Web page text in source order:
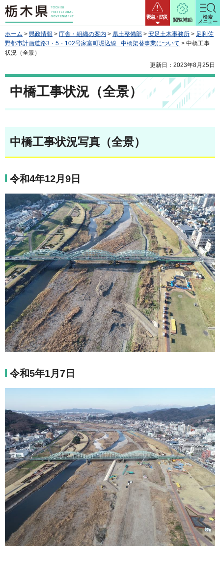
栃木県 緊急・防災
閲覧補助
検索
メニュー
ホーム > 県政情報 > 庁舎・組織の案内 > 県土整備部 > 安足土木事務所 > 足利佐
野都市計画道路3・5・102号家富町堀込線 中橋架替事業について > 中橋工事
状況（全景）
更新日：2023年8月25日
中橋工事状況（全景）
中橋工事状況写真（全景）
令和4年12月9日
令和5年1月7日